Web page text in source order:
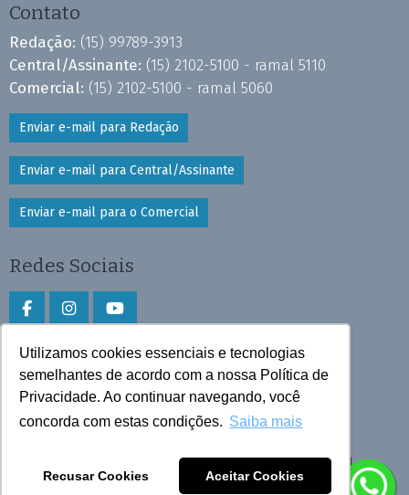
Utilizamos cookies essenciais e tecnologias
semelhantes de acordo com a nossa Política de
Privacidade. Ao continuar navegando, você
concorda com estas condições. Saiba mais
Recusar Cookies Aceitar Cookies
Contato
Redação: (15) 99789-3913
Central/Assinante: (15) 2102-5100 - ramal 5110
Comercial: (15) 2102-5100 - ramal 5060
Enviar e-mail para Redação
Enviar e-mail para Central/Assinante
Enviar e-mail para o Comercial
Redes Sociais
Faça download do aplicativo
Play Store e App Store
Todos os direitos reservados © 2025 Cruzeiro do Sul